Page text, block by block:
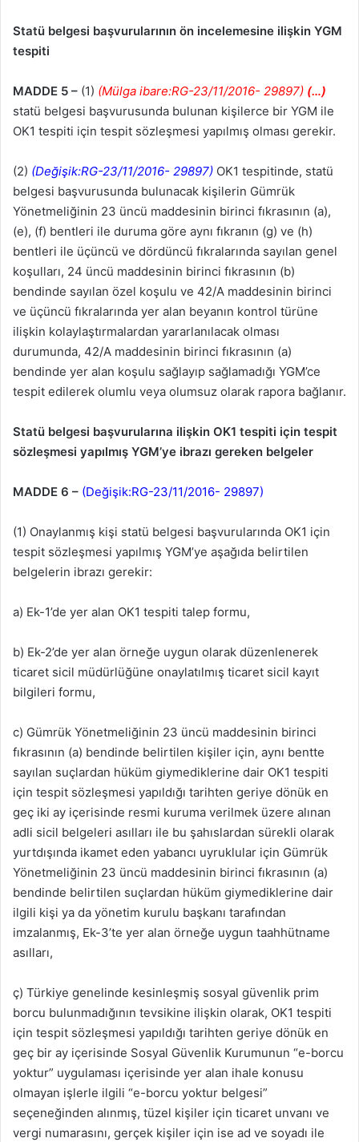
Statü belgesi başvurularının ön incelemesine ilişkin YGM
tespiti
MADDE 5 – (1) (Mülga ibare:RG-23/11/2016- 29897) (…)
statü belgesi başvurusunda bulunan kişilerce bir YGM ile
OK1 tespiti için tespit sözleşmesi yapılmış olması gerekir.
(2) (Değişik:RG-23/11/2016- 29897) OK1 tespitinde, statü
belgesi başvurusunda bulunacak kişilerin Gümrük
Yönetmeliğinin 23 üncü maddesinin birinci fıkrasının (a),
(e), (f) bentleri ile duruma göre aynı fıkranın (g) ve (h)
bentleri ile üçüncü ve dördüncü fıkralarında sayılan genel
koşulları, 24 üncü maddesinin birinci fıkrasının (b)
bendinde sayılan özel koşulu ve 42/A maddesinin birinci
ve üçüncü fıkralarında yer alan beyanın kontrol türüne
ilişkin kolaylaştırmalardan yararlanılacak olması
durumunda, 42/A maddesinin birinci fıkrasının (a)
bendinde yer alan koşulu sağlayıp sağlamadığı YGM’ce
tespit edilerek olumlu veya olumsuz olarak rapora bağlanır.
Statü belgesi başvurularına ilişkin OK1 tespiti için tespit
sözleşmesi yapılmış YGM’ye ibrazı gereken belgeler
MADDE 6 – (Değişik:RG-23/11/2016- 29897)
(1) Onaylanmış kişi statü belgesi başvurularında OK1 için
tespit sözleşmesi yapılmış YGM’ye aşağıda belirtilen
belgelerin ibrazı gerekir:
a) Ek-1’de yer alan OK1 tespiti talep formu,
b) Ek-2’de yer alan örneğe uygun olarak düzenlenerek
ticaret sicil müdürlüğüne onaylatılmış ticaret sicil kayıt
bilgileri formu,
c) Gümrük Yönetmeliğinin 23 üncü maddesinin birinci
fıkrasının (a) bendinde belirtilen kişiler için, aynı bentte
sayılan suçlardan hüküm giymediklerine dair OK1 tespiti
için tespit sözleşmesi yapıldığı tarihten geriye dönük en
geç iki ay içerisinde resmi kuruma verilmek üzere alınan
adli sicil belgeleri asılları ile bu şahıslardan sürekli olarak
yurtdışında ikamet eden yabancı uyruklular için Gümrük
Yönetmeliğinin 23 üncü maddesinin birinci fıkrasının (a)
bendinde belirtilen suçlardan hüküm giymediklerine dair
ilgili kişi ya da yönetim kurulu başkanı tarafından
imzalanmış, Ek-3’te yer alan örneğe uygun taahhütname
asılları,
ç) Türkiye genelinde kesinleşmiş sosyal güvenlik prim
borcu bulunmadığının tevsikine ilişkin olarak, OK1 tespiti
için tespit sözleşmesi yapıldığı tarihten geriye dönük en
geç bir ay içerisinde Sosyal Güvenlik Kurumunun “e-borcu
yoktur” uygulaması içerisinde yer alan ihale konusu
olmayan işlerle ilgili “e-borcu yoktur belgesi”
seçeneğinden alınmış, tüzel kişiler için ticaret unvanı ve
vergi numarasını, gerçek kişiler için ise ad ve soyadı ile